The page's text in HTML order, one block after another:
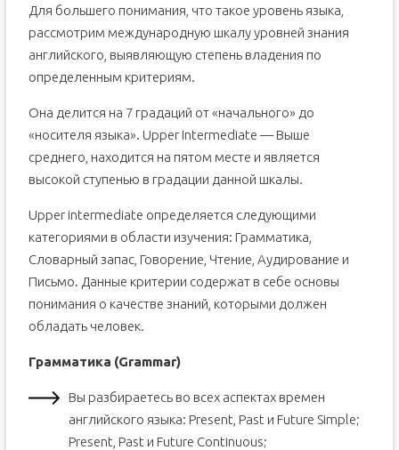
Для большего понимания, что такое уровень языка,
рассмотрим международную шкалу уровней знания
английского, выявляющую степень владения по
определенным критериям.
Она делится на 7 градаций от «начального» до
«носителя языка». Upper Intermediate — Выше
среднего, находится на пятом месте и является
высокой ступенью в градации данной шкалы.
Upper intermediate определяется следующими
категориями в области изучения: Грамматика,
Словарный запас, Говорение, Чтение, Аудирование и
Письмо. Данные критерии содержат в себе основы
понимания о качестве знаний, которыми должен
обладать человек.
Грамматика (Grammar)
Вы разбираетесь во всех аспектах времен
английского языка: Present, Past и Future Simple;
Present, Past и Future Continuous;